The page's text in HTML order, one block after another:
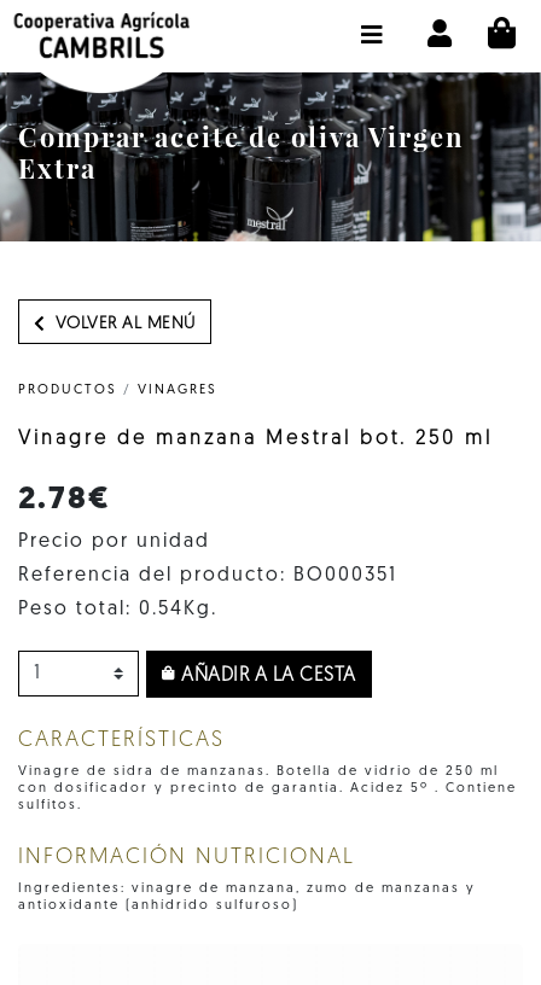
Comprar aceite de oliva Virgen
Extra
VOLVER AL MENÚ
PRODUCTOS / VINAGRES
Vinagre de manzana Mestral bot. 250 ml
2.78€
Precio por unidad
Referencia del producto: BO000351
Peso total: 0.54Kg.
AÑADIR A LA CESTA
CARACTERÍSTICAS
Vinagre de sidra de manzanas. Botella de vidrio de 250 ml
con dosificador y precinto de garantía. Acidez 5º . Contiene
sulfitos.
INFORMACIÓN NUTRICIONAL
Ingredientes: vinagre de manzana, zumo de manzanas y
antioxidante (anhídrido sulfuroso)
TIENDA COMPRA ONLINE
LA COOPERATIVA
OLEOTOUR
PRODUCTOS
NUESTRO ACEITE
SELECCIONAR IDIOMA : ES